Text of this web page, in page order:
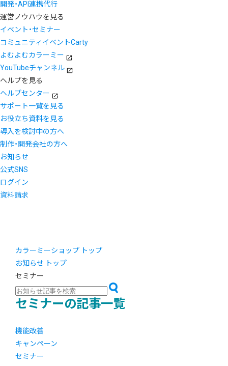
開発・API連携代行
運営ノウハウを見る
イベント・セミナー
コミュニティイベントCarty
よむよむカラーミー
YouTubeチャンネル
ヘルプを見る
ヘルプセンター
サポート一覧を見る
お役立ち資料を見る
導入を検討中の方へ
制作・開発会社の方へ
お知らせ
公式SNS
ログイン
資料請求
カラーミーショップ トップ
お知らせ トップ
セミナー
セミナーの記事一覧
機能改善
キャンペーン
セミナー